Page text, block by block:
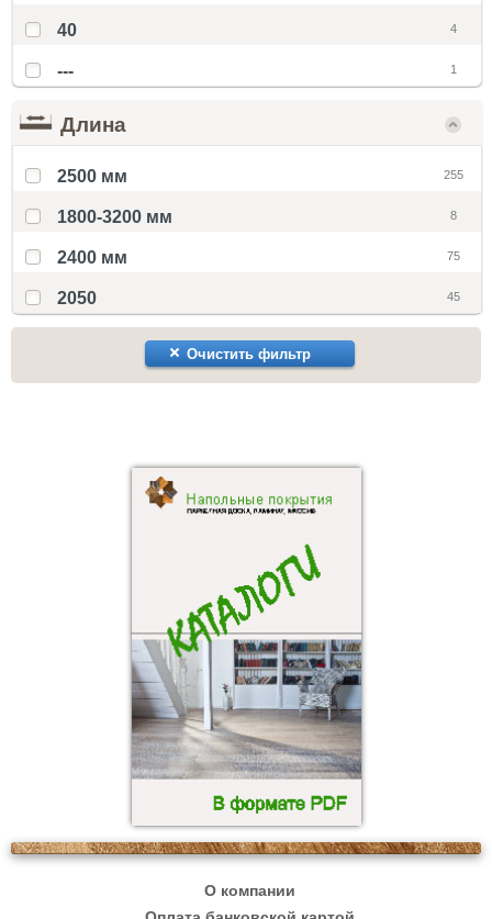
40 4
--- 1
Длина
2500 мм 255
1800-3200 мм 8
2400 мм 75
2050 45
Очистить фильтр
О компании